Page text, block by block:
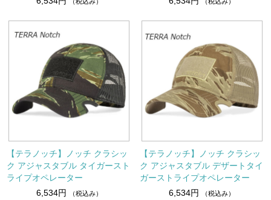
【テラノッチ】ノッチ クラシッ
ク アジャスタブル タイガースト
ライプオペレーター
6,534円
（税込み）
【テラノッチ】ノッチ クラシッ
ク アジャスタブル デザートタイ
ガーストライプオペレーター
6,534円
（税込み）